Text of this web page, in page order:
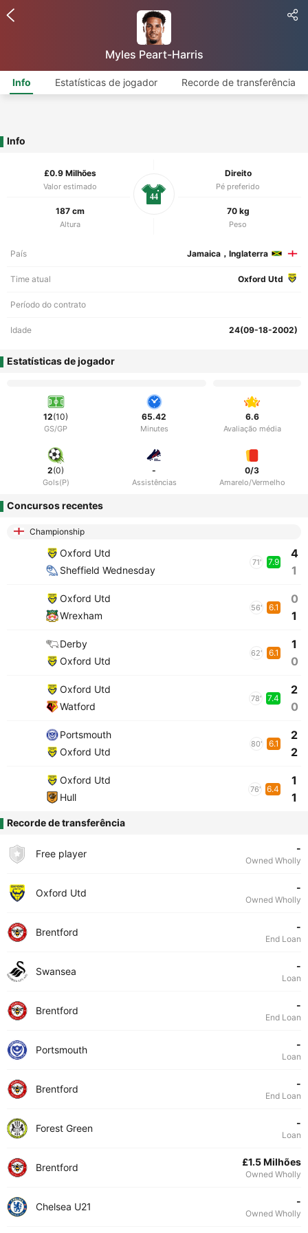
Myles Peart-Harris
Info Estatísticas de jogador Recorde de transferência
Info
£0.9 Milhões
Valor estimado
Direito
Pé preferido
187 cm
Altura
70 kg
Peso
44
País Jamaica，Inglaterra
Time atual Oxford Utd
Período do contrato
Idade 24(09-18-2002)
Estatísticas de jogador
12(10)
GS/GP
65.42
Minutes
6.6
Avaliação média
2(0)
Gols(P)
-
Assistências
0/3
Amarelo/Vermelho
Concursos recentes
Championship
Oxford Utd
Sheffield Wednesday
71' 7.9
4
1
Oxford Utd
Wrexham
56' 6.1
0
1
Derby
Oxford Utd
62' 6.1
1
0
Oxford Utd
Watford
78' 7.4
2
0
Portsmouth
Oxford Utd
80' 6.1
2
2
Oxford Utd
Hull
76' 6.4
1
1
Recorde de transferência
Free player -
Owned Wholly
Oxford Utd -
Owned Wholly
Brentford -
End Loan
Swansea -
Loan
Brentford -
End Loan
Portsmouth -
Loan
Brentford -
End Loan
Forest Green -
Loan
Brentford £1.5 Milhões
Owned Wholly
Chelsea U21 -
Owned Wholly